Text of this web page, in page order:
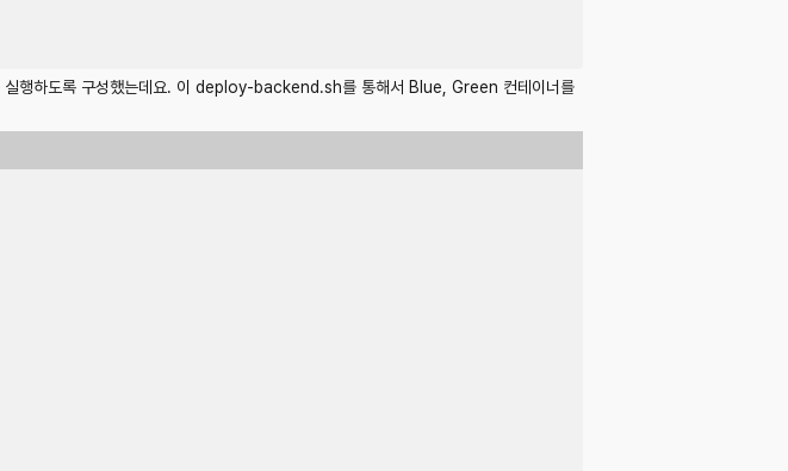
하도록 구성했는데요. 이 deploy-backend.sh를 통해서 Blue, Green 컨테이너를